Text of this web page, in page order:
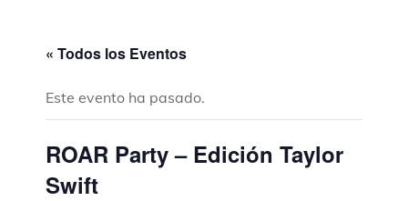
« Todos los Eventos
Este evento ha pasado.
ROAR Party – Edición Taylor
Swift